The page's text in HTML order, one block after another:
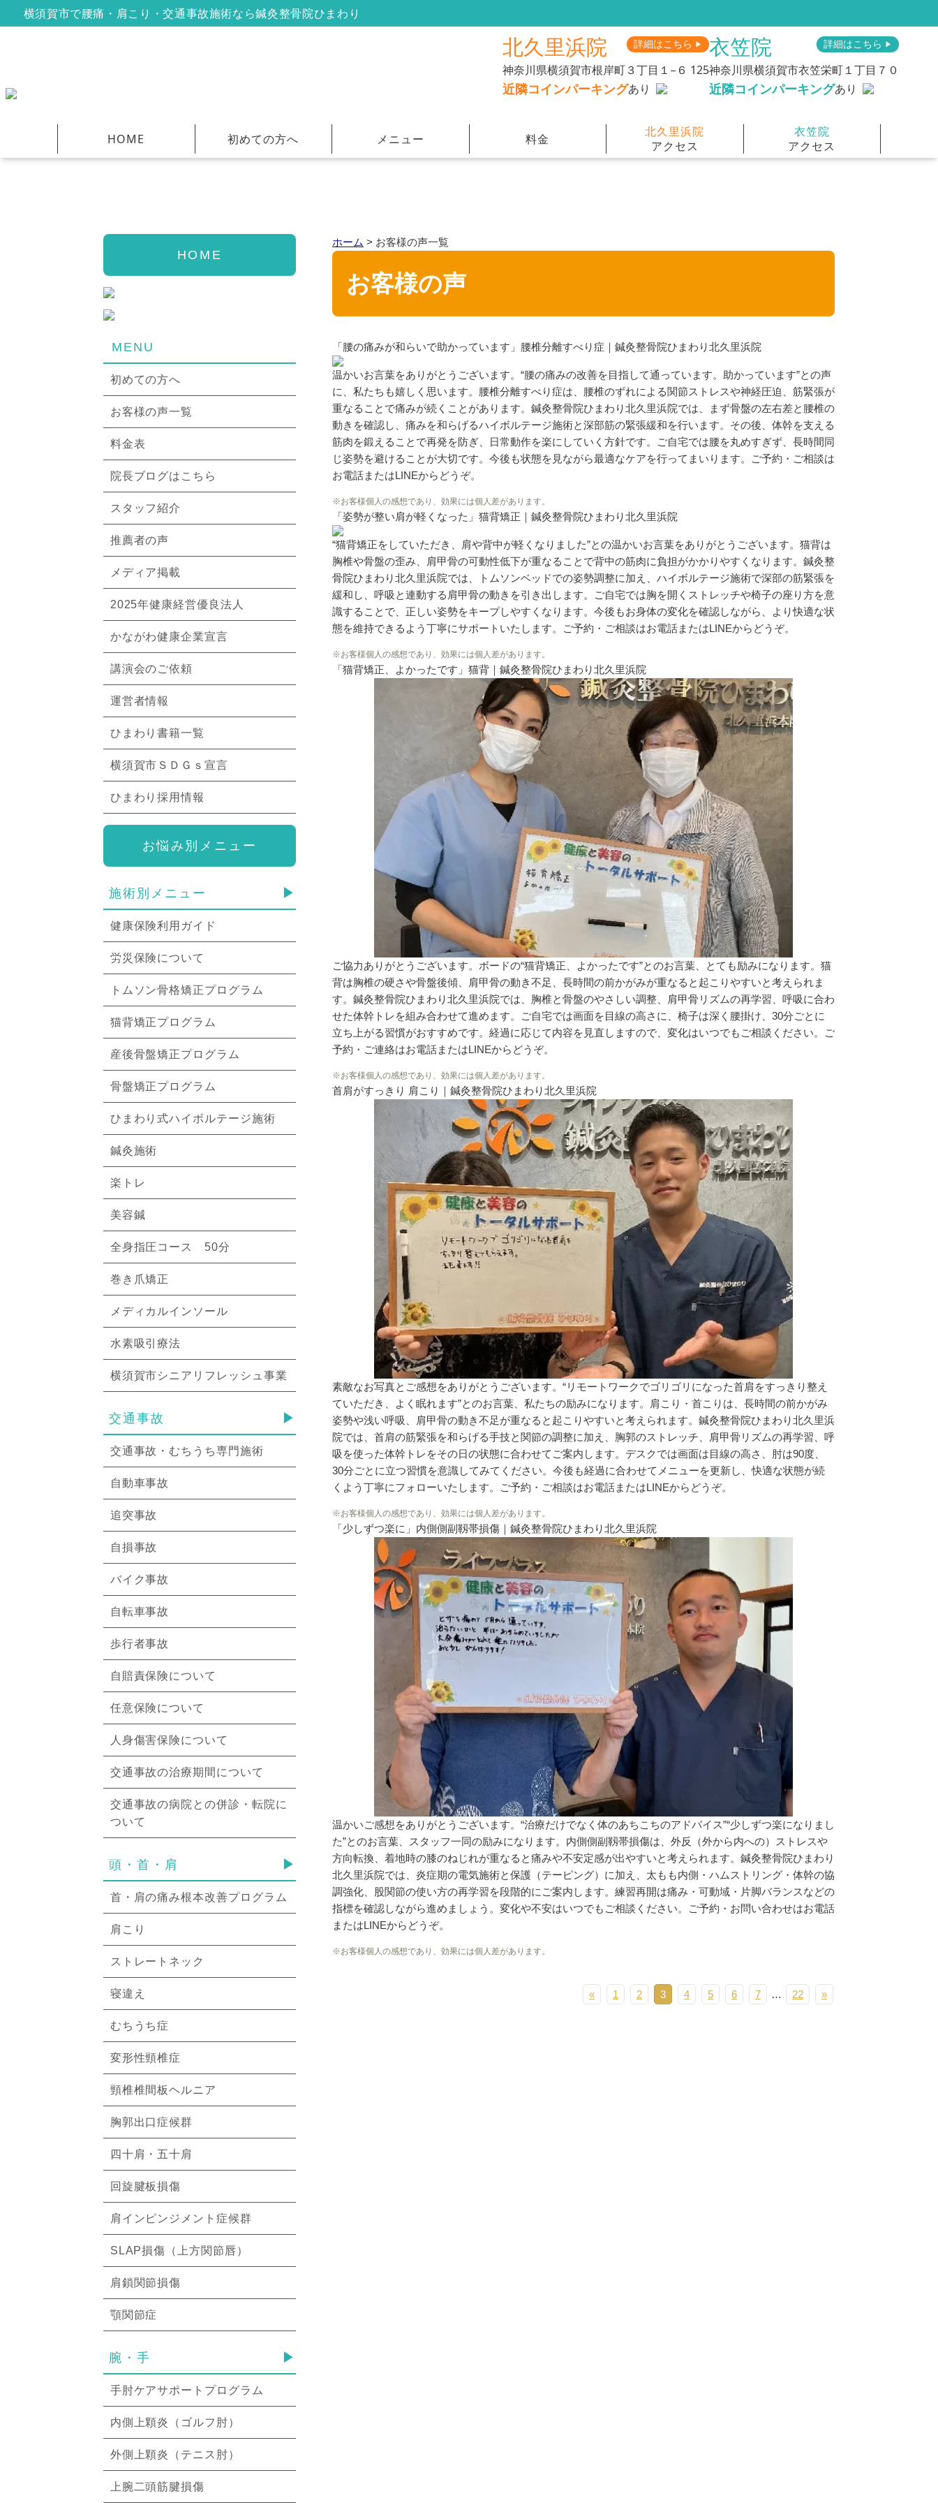
横須賀市で腰痛・肩こり・交通事故施術なら鍼灸整骨院ひまわり
北久里浜院 詳細はこちら ▶︎
神奈川県横須賀市根岸町３丁目１−６ 125
近隣コインパーキングあり
衣笠院 詳細はこちら ▶︎
神奈川県横須賀市衣笠栄町１丁目７０
近隣コインパーキングあり
HOME 初めての方へ メニュー 料金
北久里浜院
アクセス
衣笠院
アクセス
ホーム > お客様の声一覧
お客様の声
「腰の痛みが和らいで助かっています」腰椎分離すべり症｜鍼灸整骨院ひまわり北久里浜院
温かいお言葉をありがとうございます。“腰の痛みの改善を目指して通っています。助かっています”との声
に、私たちも嬉しく思います。腰椎分離すべり症は、腰椎のずれによる関節ストレスや神経圧迫、筋緊張が
重なることで痛みが続くことがあります。鍼灸整骨院ひまわり北久里浜院では、まず骨盤の左右差と腰椎の
動きを確認し、痛みを和らげるハイボルテージ施術と深部筋の緊張緩和を行います。その後、体幹を支える
筋肉を鍛えることで再発を防ぎ、日常動作を楽にしていく方針です。ご自宅では腰を丸めすぎず、長時間同
じ姿勢を避けることが大切です。今後も状態を見ながら最適なケアを行ってまいります。ご予約・ご相談は
お電話またはLINEからどうぞ。
※お客様個人の感想であり、効果には個人差があります。
「姿勢が整い肩が軽くなった」猫背矯正｜鍼灸整骨院ひまわり北久里浜院
“猫背矯正をしていただき、肩や背中が軽くなりました”との温かいお言葉をありがとうございます。猫背は
胸椎や骨盤の歪み、肩甲骨の可動性低下が重なることで背中の筋肉に負担がかかりやすくなります。鍼灸整
骨院ひまわり北久里浜院では、トムソンベッドでの姿勢調整に加え、ハイボルテージ施術で深部の筋緊張を
緩和し、呼吸と連動する肩甲骨の動きを引き出します。ご自宅では胸を開くストレッチや椅子の座り方を意
識することで、正しい姿勢をキープしやすくなります。今後もお身体の変化を確認しながら、より快適な状
態を維持できるよう丁寧にサポートいたします。ご予約・ご相談はお電話またはLINEからどうぞ。
※お客様個人の感想であり、効果には個人差があります。
「猫背矯正、よかったです」猫背｜鍼灸整骨院ひまわり北久里浜院
ご協力ありがとうございます。ボードの“猫背矯正、よかったです”とのお言葉、とても励みになります。猫
背は胸椎の硬さや骨盤後傾、肩甲骨の動き不足、長時間の前かがみが重なると起こりやすいと考えられま
す。鍼灸整骨院ひまわり北久里浜院では、胸椎と骨盤のやさしい調整、肩甲骨リズムの再学習、呼吸に合わ
せた体幹トレを組み合わせて進めます。ご自宅では画面を目線の高さに、椅子は深く腰掛け、30分ごとに
立ち上がる習慣がおすすめです。経過に応じて内容を見直しますので、変化はいつでもご相談ください。ご
予約・ご連絡はお電話またはLINEからどうぞ。
※お客様個人の感想であり、効果には個人差があります。
首肩がすっきり 肩こり｜鍼灸整骨院ひまわり北久里浜院
素敵なお写真とご感想をありがとうございます。“リモートワークでゴリゴリになった首肩をすっきり整え
ていただき、よく眠れます”とのお言葉、私たちの励みになります。肩こり・首こりは、長時間の前かがみ
姿勢や浅い呼吸、肩甲骨の動き不足が重なると起こりやすいと考えられます。鍼灸整骨院ひまわり北久里浜
院では、首肩の筋緊張を和らげる手技と関節の調整に加え、胸郭のストレッチ、肩甲骨リズムの再学習、呼
吸を使った体幹トレをその日の状態に合わせてご案内します。デスクでは画面は目線の高さ、肘は90度、
30分ごとに立つ習慣を意識してみてください。今後も経過に合わせてメニューを更新し、快適な状態が続
くよう丁寧にフォローいたします。ご予約・ご相談はお電話またはLINEからどうぞ。
※お客様個人の感想であり、効果には個人差があります。
「少しずつ楽に」内側側副靱帯損傷｜鍼灸整骨院ひまわり北久里浜院
温かいご感想をありがとうございます。“治療だけでなく体のあちこちのアドバイス”“少しずつ楽になりまし
た”とのお言葉、スタッフ一同の励みになります。内側側副靱帯損傷は、外反（外から内への）ストレスや
方向転換、着地時の膝のねじれが重なると痛みや不安定感が出やすいと考えられます。鍼灸整骨院ひまわり
北久里浜院では、炎症期の電気施術と保護（テーピング）に加え、太もも内側・ハムストリング・体幹の協
調強化、股関節の使い方の再学習を段階的にご案内します。練習再開は痛み・可動域・片脚バランスなどの
指標を確認しながら進めましょう。変化や不安はいつでもご相談ください。ご予約・お問い合わせはお電話
またはLINEからどうぞ。
※お客様個人の感想であり、効果には個人差があります。
« 1 2 3 4 5 6 7 … 22 »
HOME
MENU
初めての方へ
お客様の声一覧
料金表
院長ブログはこちら
スタッフ紹介
推薦者の声
メディア掲載
2025年健康経営優良法人
かながわ健康企業宣言
講演会のご依頼
運営者情報
ひまわり書籍一覧
横須賀市ＳＤＧｓ宣言
ひまわり採用情報
お悩み別メニュー
施術別メニュー
健康保険利用ガイド
労災保険について
トムソン骨格矯正プログラム
猫背矯正プログラム
産後骨盤矯正プログラム
骨盤矯正プログラム
ひまわり式ハイボルテージ施術
鍼灸施術
楽トレ
美容鍼
全身指圧コース 50分
巻き爪矯正
メディカルインソール
水素吸引療法
横須賀市シニアリフレッシュ事業
交通事故
交通事故・むちうち専門施術
自動車事故
追突事故
自損事故
バイク事故
自転車事故
歩行者事故
自賠責保険について
任意保険について
人身傷害保険について
交通事故の治療期間について
交通事故の病院との併診・転院に
ついて
頭・首・肩
首・肩の痛み根本改善プログラム
肩こり
ストレートネック
寝違え
むちうち症
変形性頸椎症
頸椎椎間板ヘルニア
胸郭出口症候群
四十肩・五十肩
回旋腱板損傷
肩インピンジメント症候群
SLAP損傷（上方関節唇）
肩鎖関節損傷
顎関節症
腕・手
手肘ケアサポートプログラム
内側上顆炎（ゴルフ肘）
外側上顆炎（テニス肘）
上腕二頭筋腱損傷